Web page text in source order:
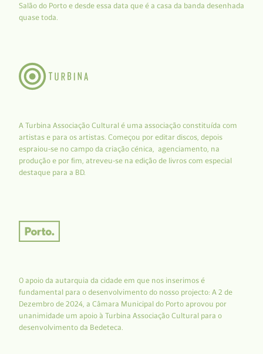
Salão do Porto e desde essa data que é a casa da banda desenhada
quase toda.
A Turbina Associação Cultural é uma associação constituída com
artistas e para os artistas. Começou por editar discos, depois
espraiou-se no campo da criação cénica, agenciamento, na
produção e por fim, atreveu-se na edição de livros com especial
destaque para a BD.
O apoio da autarquia da cidade em que nos inserimos é
fundamental para o desenvolvimento do nosso projecto: A 2 de
Dezembro de 2024, a Câmara Municipal do Porto aprovou por
unanimidade um apoio à Turbina Associação Cultural para o
desenvolvimento da Bedeteca.